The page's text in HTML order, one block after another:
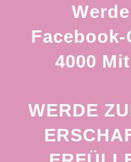
4000
WERDE